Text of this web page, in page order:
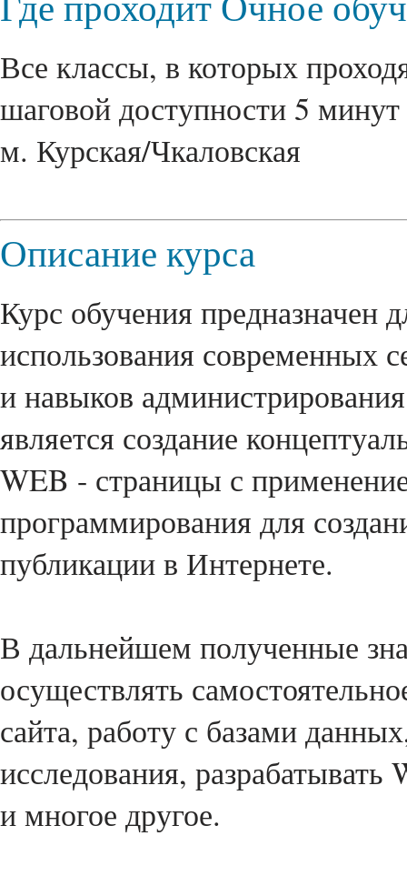
Все классы, в которых
шаговой доступности 5
м. Курская/Чкаловская
Описание курса
Курс обучения предназначен
использования современных
и навыков
является создание
WEB - страницы с
программирования для
публикации в Интернете.
В дальнейшем полученные
осуществлять
сайта, работу с базами
исследования,
и многое другое.